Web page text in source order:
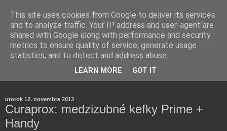
rozoberá témy o zdraví, živote a všetko možné.
utorok 12. novembra 2013
Curaprox: medzizubné kefky Prime +
Handy
This site uses cookies from Google to deliver its services
and to analyze traffic. Your IP address and user-agent are
shared with Google along with performance and security
metrics to ensure quality of service, generate usage
statistics, and to detect and address abuse.
LEARN MORE GOT IT